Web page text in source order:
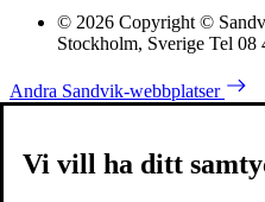
© 2026 Copyright ©
Stockholm, Sverige Tel 08
Andra Sandvik-webbplatser
Vi vill ha ditt